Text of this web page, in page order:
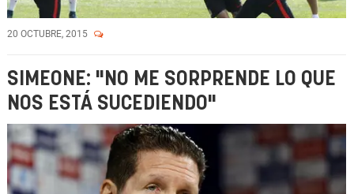
20 OCTUBRE, 2015
SIMEONE: "NO ME SORPRENDE LO QUE
NOS ESTÁ SUCEDIENDO"